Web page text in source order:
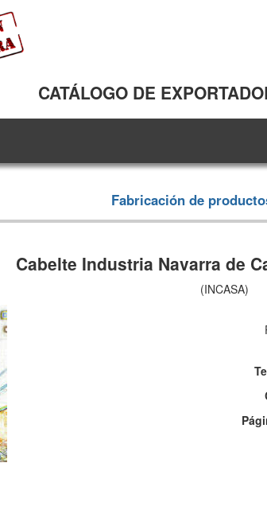
CATÁLOGO DE
Fabricación de
Cabelte Industria Navarra de
(INCASA)